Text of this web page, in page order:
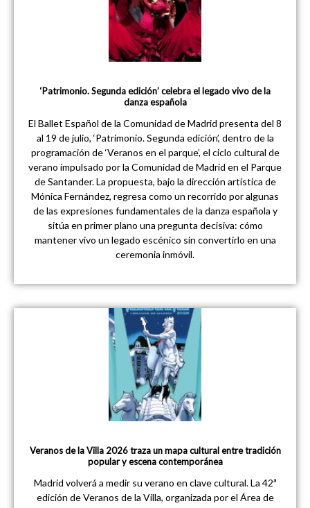
‘Patrimonio. Segunda edición’ celebra el legado vivo de la
danza española
El Ballet Español de la Comunidad de Madrid presenta del 8
al 19 de julio, ‘Patrimonio. Segunda edición’, dentro de la
programación de ‘Veranos en el parque’, el ciclo cultural de
verano impulsado por la Comunidad de Madrid en el Parque
de Santander. La propuesta, bajo la dirección artística de
Mónica Fernández, regresa como un recorrido por algunas
de las expresiones fundamentales de la danza española y
sitúa en primer plano una pregunta decisiva: cómo
mantener vivo un legado escénico sin convertirlo en una
ceremonia inmóvil.
Veranos de la Villa 2026 traza un mapa cultural entre tradición
popular y escena contemporánea
Madrid volverá a medir su verano en clave cultural. La 42ª
edición de Veranos de la Villa, organizada por el Área de